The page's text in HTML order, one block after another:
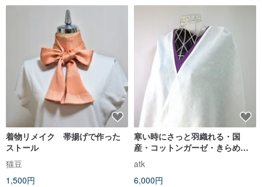
着物リメイク 帯揚げで作った
ストール
猫豆
1,500円
寒い時にさっと羽織れる・国
産・コットンガーゼ・きらめく
ラメの大判ストール
atk
6,000円